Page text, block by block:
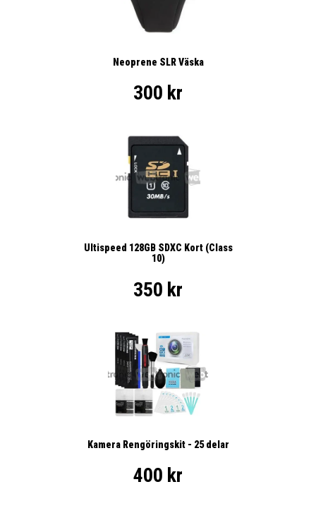
Neoprene SLR Väska
300 kr
Ultispeed 128GB SDXC Kort (Class
10)
350 kr
Kamera Rengöringskit - 25 delar
400 kr